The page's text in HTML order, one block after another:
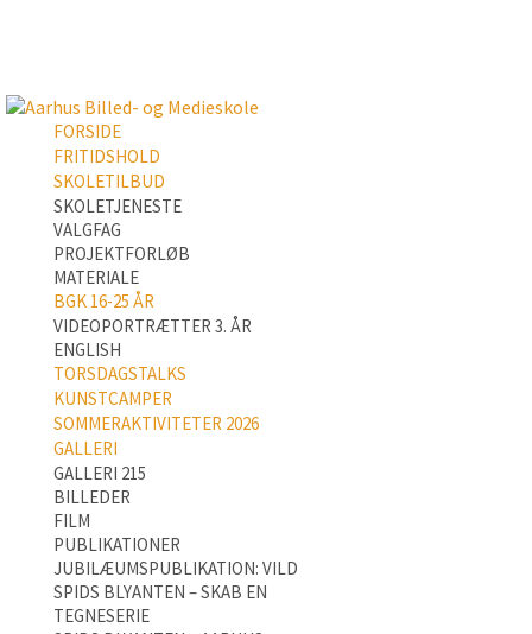
FORSIDE
FRITIDSHOLD
SKOLETILBUD
SKOLETJENESTE
VALGFAG
PROJEKTFORLØB
MATERIALE
BGK 16-25 ÅR
VIDEOPORTRÆTTER 3. ÅR
ENGLISH
TORSDAGSTALKS
KUNSTCAMPER
SOMMERAKTIVITETER 2026
GALLERI
GALLERI 215
BILLEDER
FILM
PUBLIKATIONER
JUBILÆUMSPUBLIKATION: VILD
SPIDS BLYANTEN – SKAB EN
TEGNESERIE